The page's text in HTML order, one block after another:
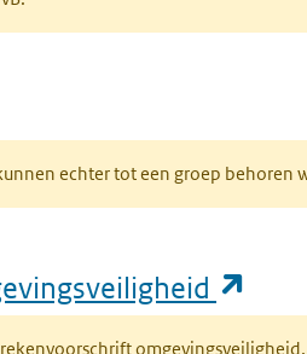
echter tot een groep behoren